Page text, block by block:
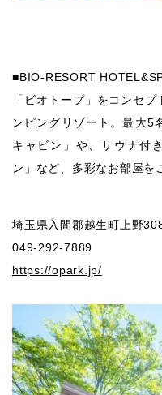
■BIO-RESORT
「ビオトープ」をコンセ
ンピングリゾート。最大5
キャビン」や、サウナ付
ン」など、多彩なお部屋を
埼玉県入間郡越生町上野
049-292-7889
https://opark.jp/